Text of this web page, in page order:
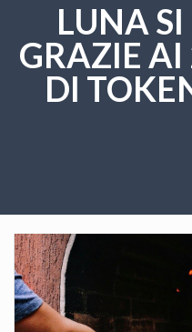
LUNA
GRAZIE
DI